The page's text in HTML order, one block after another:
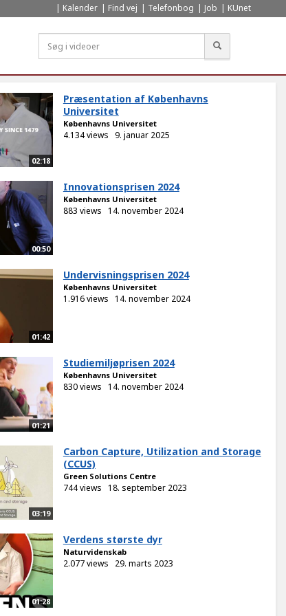
Kalender Find vej Telefonbog Job KUnet
02:18
Præsentation af Københavns
Universitet
Københavns Universitet
4.134 views 9. januar 2025
00:50
Innovationsprisen 2024
Københavns Universitet
883 views 14. november 2024
01:42
Undervisningsprisen 2024
Københavns Universitet
1.916 views 14. november 2024
01:21
Studiemiljøprisen 2024
Københavns Universitet
830 views 14. november 2024
03:19
Carbon Capture, Utilization and Storage
(CCUS)
Green Solutions Centre
744 views 18. september 2023
01:28
Verdens største dyr
Naturvidenskab
2.077 views 29. marts 2023